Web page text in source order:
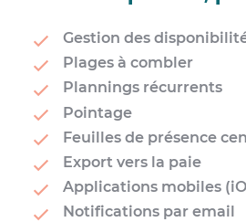
Gestion des
Plages à combler
Plannings récurrents
Pointage
Feuilles de présence
Export vers la paie
Applications mobiles
Notifications par email